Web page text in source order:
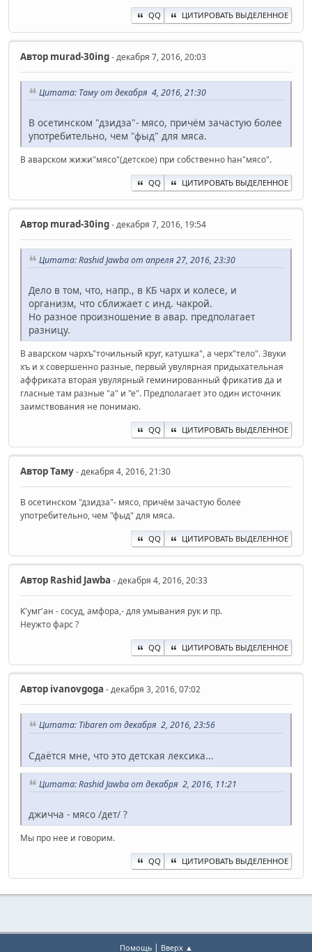
QQ ЦИТИРОВАТЬ ВЫДЕЛЕННОЕ
Автор murad-30ing- декабря 7, 2016, 20:03
Цитата: Таму от декабря 4, 2016, 21:30
В осетинском "дзидза"- мясо, причём зачастую более
употребительно, чем "фыд" для мяса.
В аварском жижи"мясо"(детское) при собственно hан"мясо".
QQ ЦИТИРОВАТЬ ВЫДЕЛЕННОЕ
Автор murad-30ing- декабря 7, 2016, 19:54
Цитата: Rashid Jawba от апреля 27, 2016, 23:30
Дело в том, что, напр., в КБ чарх и колесе, и
организм, что сближает с инд. чакрой.
Но разное произношение в авар. предполагает
разницу.
В аварском чархъ"точильный круг, катушка", а черх"тело". Звуки
хъ и х совершенно разные, первый увулярная придыхательная
аффриката вторая увулярный геминированный фрикатив да и
гласные там разные "а" и "е". Предполагает это один источник
заимствования не понимаю.
QQ ЦИТИРОВАТЬ ВЫДЕЛЕННОЕ
АвторТаму- декабря 4, 2016, 21:30
В осетинском "дзидза"- мясо, причём зачастую более
употребительно, чем "фыд" для мяса.
QQ ЦИТИРОВАТЬ ВЫДЕЛЕННОЕ
Автор Rashid Jawba - декабря 4, 2016, 20:33
К'умг'ан - сосуд, амфора,- для умывания рук и пр.
Неужто фарс ?
QQ ЦИТИРОВАТЬ ВЫДЕЛЕННОЕ
Автор ivanovgoga - декабря 3, 2016, 07:02
Цитата: Tibaren от декабря 2, 2016, 23:56
Сдаётся мне, что это детская лексика...
Цитата: Rashid Jawba от декабря 2, 2016, 11:21
джичча - мясо /дет/ ?
Мы про нее и говорим.
QQ ЦИТИРОВАТЬ ВЫДЕЛЕННОЕ
Помощь| Вверх ▲